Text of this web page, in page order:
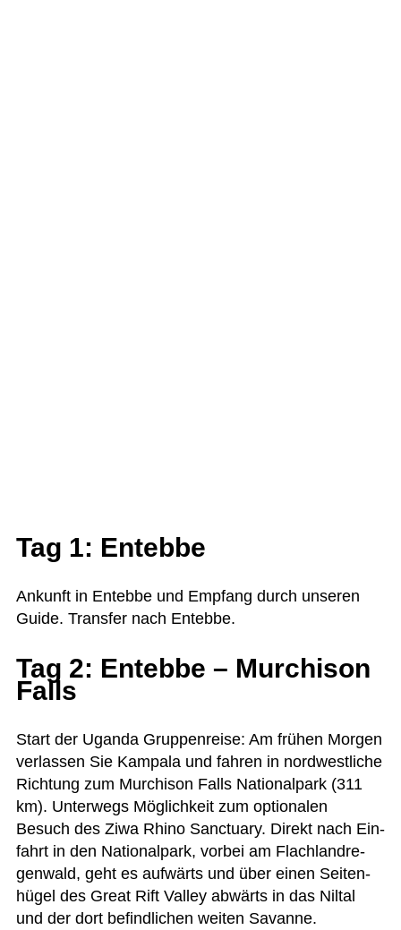
Tag 1: Entebbe
Ankunft in Entebbe und Emp­fang durch unse­ren
Guide. Trans­fer nach Entebbe.
Tag 2: Entebbe – Murchison
Falls
Start der Uganda Grup­pen­reise: Am frü­hen Mor­gen
ver­las­sen Sie Kam­pala und fah­ren in nord­west­li­che
Rich­tung zum Murch­ison Falls Natio­nal­park (311
km). Unter­wegs Mög­lich­keit zum optio­na­len
Besuch des Ziwa Rhino Sanc­tuary. Direkt nach Ein­
fahrt in den Natio­nal­park, vor­bei am Flach­land­re­
gen­wald, geht es auf­wärts und über einen Sei­ten­
hü­gel des Great Rift Val­ley abwärts in das Nil­tal
und der dort befind­li­chen wei­ten Savanne.